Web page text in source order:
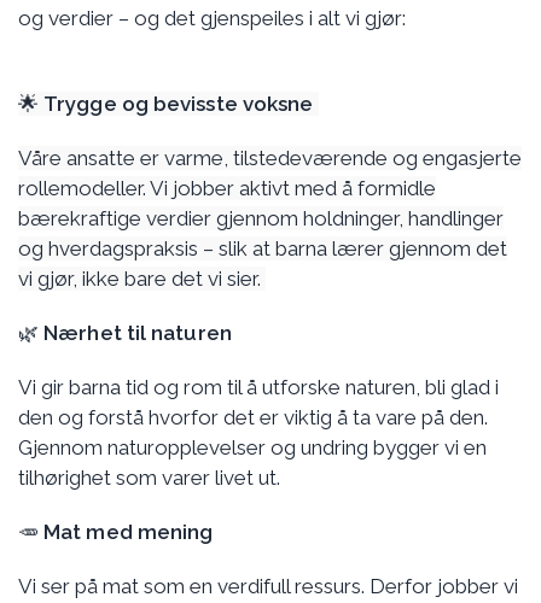
og verdier – og det gjenspeiles i alt vi gjør:
🌟 Trygge og bevisste voksne
Våre ansatte er varme, tilstedeværende og engasjerte
rollemodeller. Vi jobber aktivt med å formidle
bærekraftige verdier gjennom holdninger, handlinger
og hverdagspraksis – slik at barna lærer gjennom det
vi gjør, ikke bare det vi sier.
🌿 Nærhet til naturen
Vi gir barna tid og rom til å utforske naturen, bli glad i
den og forstå hvorfor det er viktig å ta vare på den.
Gjennom naturopplevelser og undring bygger vi en
tilhørighet som varer livet ut.
🥕 Mat med mening
Vi ser på mat som en verdifull ressurs. Derfor jobber vi